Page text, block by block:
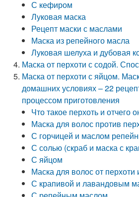
С кефиром
Луковая маска
Рецепт маски с маслами
Маска из репейного масла
Луковая шелуха и дубовая
Маска от перхоти с содой.
Маска от перхоти с яйцом.
домашних условиях – 22
процессом приготовления
Что такое перхоть и отчего
Маска для волос против
С горчицей и маслом
С солью (скраб и маска с
С яйцом
Маска для волос от перхоти
С крапивой и лавандовым